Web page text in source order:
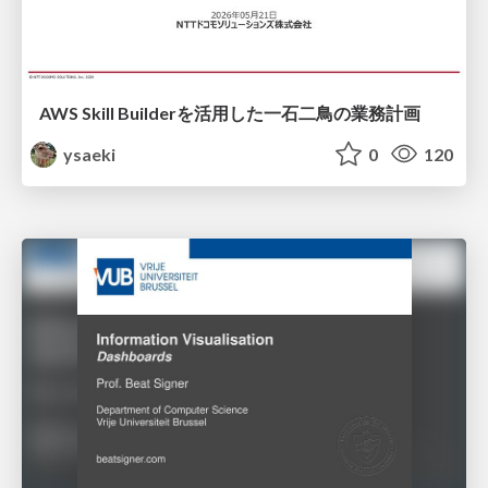
AWS Skill Builderを活用した一石二鳥の業務計画
ysaeki
0 120